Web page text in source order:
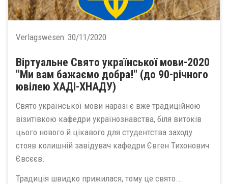
Verlagswesen: 30/11/2020
Віртуальне Свято української мови-2020
"Ми вам бажаємо добра!" (до 90-річного
ювілею ХАДІ-ХНАДУ)
Свято української мови наразі є вже традиційною
візитівкою кафедри українознавства, біля витоків
цього нового й цікавого для студентства заходу
стояв колишній завідувач кафедри Євген Тихонович
Євсєєв.
Традиція швидко прижилася, тому це свято...